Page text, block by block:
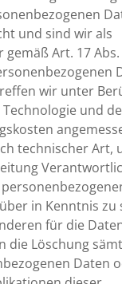
und sind wir als
Art. 17 Abs.
wir unter
und
technischer Art,
in Kenntnis zu
für die
die Löschung
Daten